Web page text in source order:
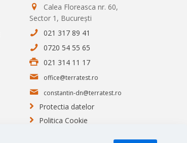
Calea Floreasca nr. 60,
Sector 1, București
021 317 89 41
0720 54 55 65
021 314 11 17
office@terratest.ro
constantin-dn@terratest.ro
Protectia datelor
Politica Cookie